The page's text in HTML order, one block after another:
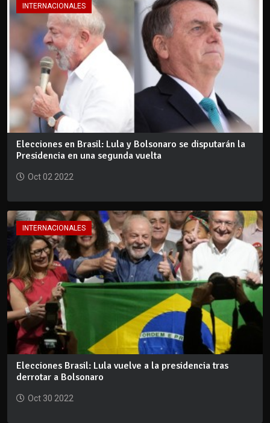
INTERNACIONALES
Elecciones en Brasil: Lula y Bolsonaro se disputarán la
Presidencia en una segunda vuelta
Oct 02 2022
INTERNACIONALES
Elecciones Brasil: Lula vuelve a la presidencia tras
derrotar a Bolsonaro
Oct 30 2022